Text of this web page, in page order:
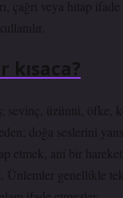
çağrı veya hitap ifade
kısaca?
sevinç, üzüntü, öfke,
doğa seslerini
etmek, ani bir
Ünlemler genellikle